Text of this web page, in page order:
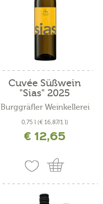
Cuvée Süßwein
"Sias" 2025
Burggräfler Weinkellerei
0,75 l (€ 16,87/1 l)
inkl. MwSt. zzgl. Versandkosten
€ 12,65